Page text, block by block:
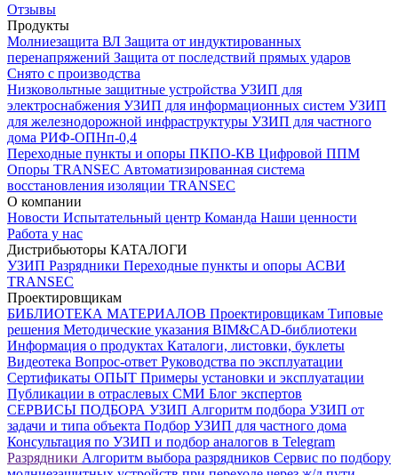
Отзывы
Продукты
Молниезащита ВЛ Защита от индуктированных
перенапряжений Защита от последствий прямых ударов
Снято с производства
Низковольтные защитные устройства УЗИП для
электроснабжения УЗИП для информационных систем УЗИП
для железнодорожной инфраструктуры УЗИП для частного
дома РИФ-ОПНп-0,4
Переходные пункты и опоры ПКПО-КВ Цифровой ППМ
Опоры TRANSEC Автоматизированная система
восстановления изоляции TRANSEC
О компании
Новости Испытательный центр Команда Наши ценности
Работа у нас
Дистрибьюторы КАТАЛОГИ
УЗИП Разрядники Переходные пункты и опоры АСВИ
TRANSEC
Проектировщикам
БИБЛИОТЕКА МАТЕРИАЛОВ Проектировщикам Типовые
решения Методические указания BIM&CAD-библиотеки
Информация о продуктах Каталоги, листовки, буклеты
Видеотека Вопрос-ответ Руководства по эксплуатации
Сертификаты ОПЫТ Примеры установки и эксплуатации
Публикации в отраслевых СМИ Блог экспертов
СЕРВИСЫ ПОДБОРА УЗИП Алгоритм подбора УЗИП от
задачи и типа объекта Подбор УЗИП для частного дома
Консультация по УЗИП и подбор аналогов в Telegram
Разрядники Алгоритм выбора разрядников Сервис по подбору